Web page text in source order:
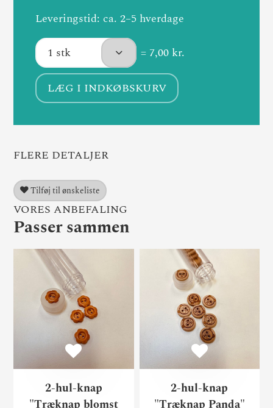
Leveringstid: ca. 2–5 hverdage
= 7,00 kr.
LÆG I INDKØBSKURV
VORES ANBEFALING
Passer sammen
2-hul-knap
"Træknap blomst
2-hul-knap "Træknap
2-hul-knap
"Træknap Panda"
FLERE DETALJER
Tilføj til ønskeliste